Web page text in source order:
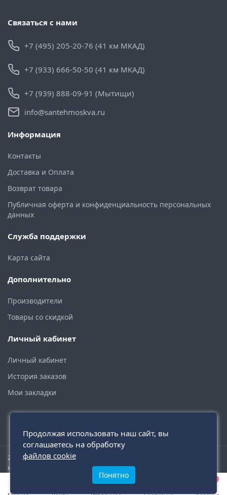
0
Связаться с нами
+7 (495) 205-20-76 (41 км МКАД)
+7 (933) 666-50-50 (41 км МКАД)
+7 (939) 888-09-91 (Мытищи)
info@santehmoskva.ru
Информация
Контакты
Доставка и Оплата
Возврат товара
Публичная оферта и конфиденциальность персональных
данных
Служба поддержки
Карта сайта
Дополнительно
Производители
Товары со скидкой
Личный кабинет
Личный кабинет
История заказов
Мои закладки
2015 - 2026 © santehmoskva.ru — интернет-магазин сантехники
инженерной и бытовой.
Продолжая использовать наш сайт, вы
соглашаетесь на обработку
файлов cookie
Понятно